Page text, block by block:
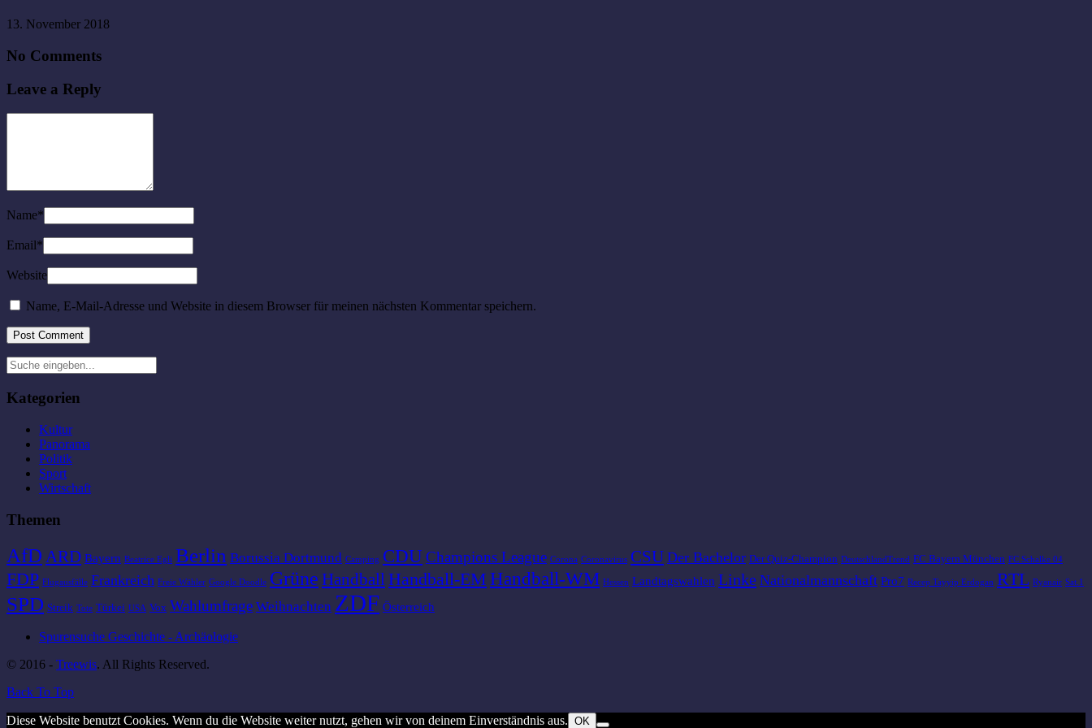
13. November 2018
No Comments
Leave a Reply
Name*
Email*
Website
Name, E-Mail-Adresse und Website in diesem Browser für meinen nächsten Kommentar speichern.
Kategorien
Kultur
Panorama
Politik
Sport
Wirtschaft
Themen
AfD ARD Bayern Beatrice Egli Berlin Borussia Dortmund Camping CDU Champions League Corona Coronavirus CSU Der Bachelor Der Quiz-Champion DeutschlandTrend FC Bayern München FC Schalke 04
FDP Flugausfälle Frankreich Freie Wähler Google Doodle Grüne HandballHandball-EM Handball-WM Hessen Landtagswahlen Linke Nationalmannschaft Pro7 Recep Tayyip Erdogan RTL Ryanair Sat.1
SPD Streik Tote Türkei USA Vox Wahlumfrage Weihnachten ZDF Österreich
Spurensuche Geschichte - Archäologie
© 2016 - Treewis. All Rights Reserved.
Back To Top
Diese Website benutzt Cookies. Wenn du die Website weiter nutzt, gehen wir von deinem Einverständnis aus. OK